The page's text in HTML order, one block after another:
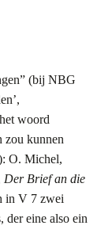
(bij NBG
woord
zou kunnen
O. Michel,
Der Brief an die
in V 7 zwei
der eine also ein